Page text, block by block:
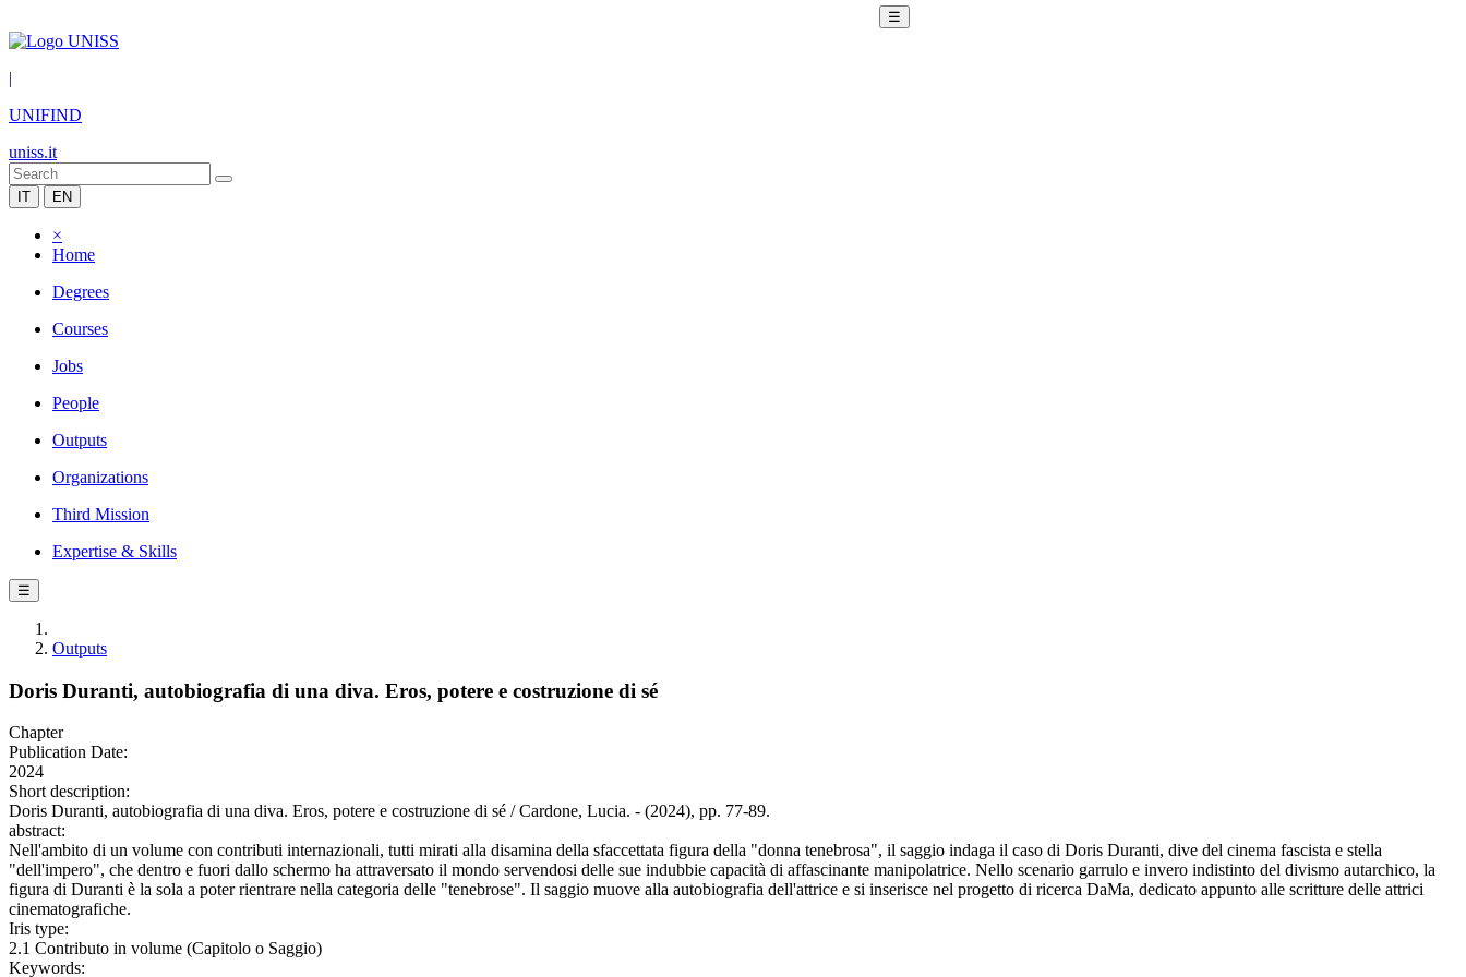
☰
|
UNIFIND
uniss.it
IT EN
×
Home
Degrees
Courses
Jobs
People
Outputs
Organizations
Third Mission
Expertise & Skills
☰
Outputs
Doris Duranti, autobiografia di una diva. Eros, potere e costruzione di sé
Chapter
Publication Date:
2024
Short description:
Doris Duranti, autobiografia di una diva. Eros, potere e costruzione di sé / Cardone, Lucia. - (2024), pp. 77-89.
abstract:
Nell'ambito di un volume con contributi internazionali, tutti mirati alla disamina della sfaccettata figura della "donna tenebrosa", il saggio indaga il caso di Doris Duranti, dive del cinema fascista e stella
"dell'impero", che dentro e fuori dallo schermo ha attraversato il mondo servendosi delle sue indubbie capacità di affascinante manipolatrice. Nello scenario garrulo e invero indistinto del divismo autarchico, la
figura di Duranti è la sola a poter rientrare nella categoria delle "tenebrose". Il saggio muove alla autobiografia dell'attrice e si inserisce nel progetto di ricerca DaMa, dedicato appunto alle scritture delle attrici
cinematografiche.
Iris type:
2.1 Contributo in volume (Capitolo o Saggio)
Keywords: